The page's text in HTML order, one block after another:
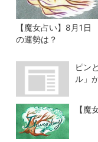
【魔女占い】8月1
の運勢は？
ピン
ル」
【